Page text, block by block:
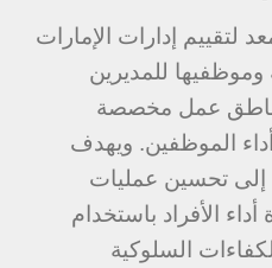
لتقييم إدارات الإمارات
وموظفيها للمديرين
مناطق عمل مخصصة
الموظفين. ويهدف
إلى تحسين عمليات
أداء الأفراد باستخدام